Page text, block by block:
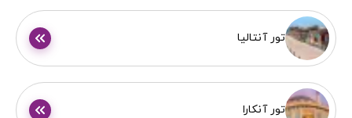
تور آنتالیا
تور آنکارا